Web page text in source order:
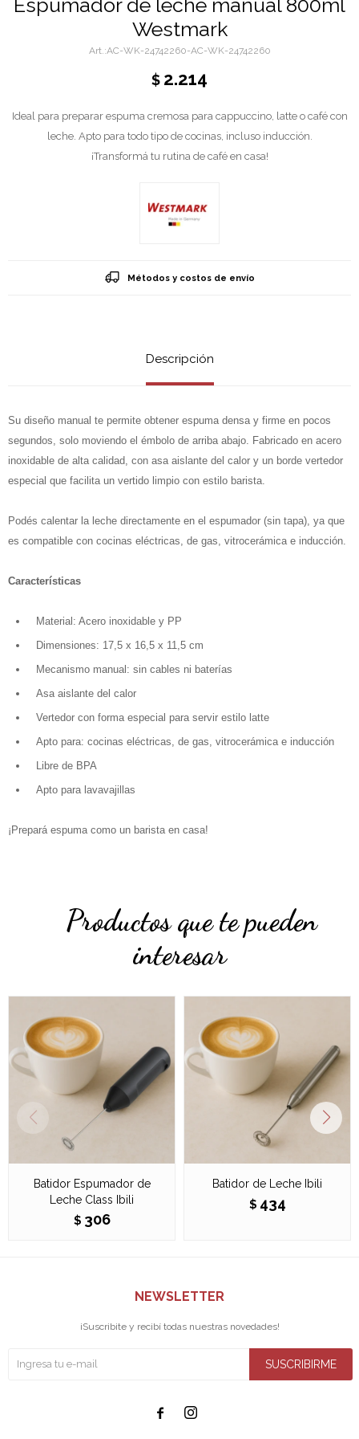
Espumador de leche manual 800ml
Westmark
AC-WK-24742260-AC-WK-24742260
$ 2.214
Ideal para preparar espuma cremosa para cappuccino, latte o café con
leche. Apto para todo tipo de cocinas, incluso inducción.
¡Transformá tu rutina de café en casa!
Métodos y costos de envío
Descripción
Su diseño manual te permite obtener espuma densa y firme en pocos
segundos, solo moviendo el émbolo de arriba abajo. Fabricado en acero
inoxidable de alta calidad, con asa aislante del calor y un borde vertedor
especial que facilita un vertido limpio con estilo barista.
Podés calentar la leche directamente en el espumador (sin tapa), ya que
es compatible con cocinas eléctricas, de gas, vitrocerámica e inducción.
Características
Material: Acero inoxidable y PP
Dimensiones: 17,5 x 16,5 x 11,5 cm
Mecanismo manual: sin cables ni baterías
Asa aislante del calor
Vertedor con forma especial para servir estilo latte
Apto para: cocinas eléctricas, de gas, vitrocerámica e inducción
Libre de BPA
Apto para lavavajillas
¡Prepará espuma como un barista en casa!
Productos que te pueden
interesar
Batidor Espumador de
Leche Class Ibili
$ 306
Batidor de Leche Ibili
$ 434
NEWSLETTER
¡Suscribite y recibí todas nuestras novedades!
SUSCRIBIRME
 